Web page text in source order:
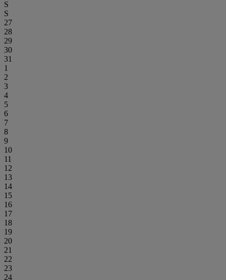
S
S
27
28
29
30
31
1
2
3
4
5
6
7
8
9
10
11
12
13
14
15
16
17
18
19
20
21
22
23
24